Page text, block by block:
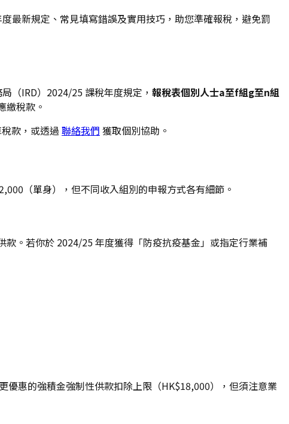
最新規定、常見填寫錯誤及實用技巧，助您準確報稅，避免罰
（IRD）2024/25 課稅年度規定， 報稅表個別人士a至f組g至n組
繳稅款。
款，或透過 聯絡我們 獲取個別協助。
（單身），但不同收入組別的申報方式各有細節。
。若你於 2024/25 年度獲得「防疫抗疫基金」或指定行業補
惠的強積金強制性供款扣除上限（HK$18,000），但須注意業